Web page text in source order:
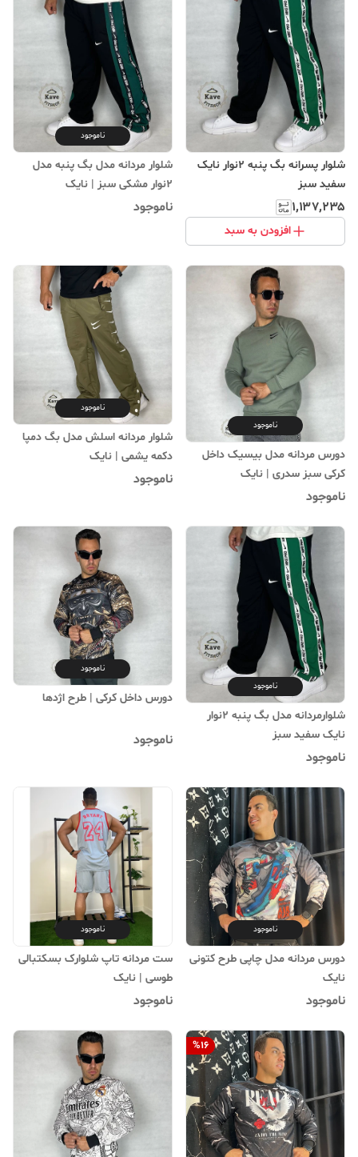
شلوار پسرانه بگ پنبه ۲نوار نایک
سفید سبز
۱٬۱۳۷٬۲۳۵
افزودن به سبد
ناموجود
شلوار مردانه مدل بگ پنبه مدل
۲نوار مشکی سبز | نایک
ناموجود
ناموجود
دورس مردانه مدل بیسیک داخل
کرکی سبز سدری | نایک
ناموجود
ناموجود
شلوار مردانه اسلش مدل بگ دمپا
دکمه یشمی | نایک
ناموجود
ناموجود
شلوارمردانه مدل بگ پنبه ۲نوار
نایک سفید سبز
ناموجود
ناموجود
دورس داخل کرکی | طرح اژدها
ناموجود
ناموجود
دورس مردانه مدل چاپی طرح کتونی
نایک
ناموجود
ناموجود
ست مردانه تاپ شلوارک بسکتبالی
طوسی | نایک
ناموجود
%16